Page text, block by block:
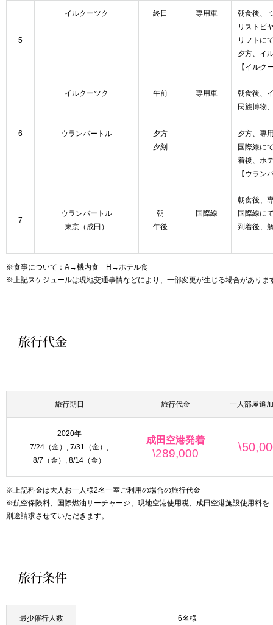
5
イルクーツク 終日 専用車
朝食後、
リストビ
リフトに
夕方、イ
【イルク
6
イルクーツク
ウランバートル
午前
夕方
夕刻
専用車
朝食後、
民族博物
夕方、専
国際線に
着後、ホ
【ウラン
7
ウランバートル
東京（成田）
朝
午後
国際線
朝食後、
国際線に
到着後、
※食事について：A→機内食 H→ホテル食
※上記スケジュールは現地交通事情などにより、一部変更が生じる場合がありま
旅行期日 旅行代金 一人部屋追
2020年
7/24（金）, 7/31（金）,
8/7（金）, 8/14（金）
成田空港発着
\289,000
※上記料金は大人お一人様2名一室ご利用の場合の旅行代金
※航空保険料、国際燃油サーチャージ、現地空港使用税、成田空港施設使用料を
別途請求させていただきます。
最少催行人数 6名様